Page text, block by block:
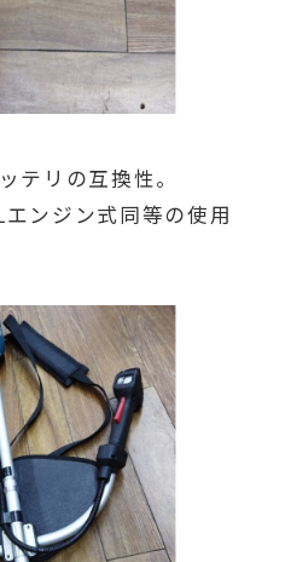
テリの互換性。
ンジン式同等の使用